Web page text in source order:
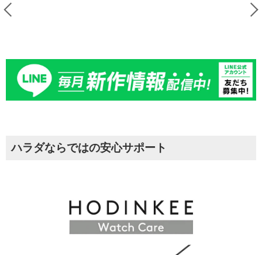
ハラダならではの安心サポート